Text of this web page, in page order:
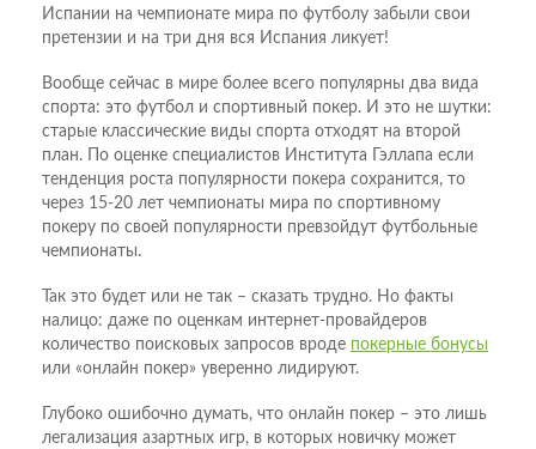
Испании на чемпионате мира по футболу забыли свои
претензии и на три дня вся Испания ликует!
Вообще сейчас в мире более всего популярны два вида
спорта: это футбол и спортивный покер. И это не шутки:
старые классические виды спорта отходят на второй
план. По оценке специалистов Института Гэллапа если
тенденция роста популярности покера сохранится, то
через 15-20 лет чемпионаты мира по спортивному
покеру по своей популярности превзойдут футбольные
чемпионаты.
Так это будет или не так – сказать трудно. Но факты
налицо: даже по оценкам интернет-провайдеров
количество поисковых запросов вроде покерные бонусы
или «онлайн покер» уверенно лидируют.
Глубоко ошибочно думать, что онлайн покер – это лишь
легализация азартных игр, в которых новичку может